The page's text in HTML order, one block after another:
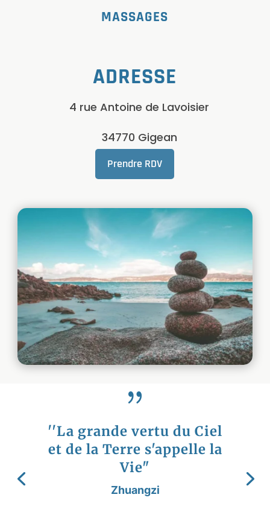
MASSAGES
ADRESSE
4 rue Antoine de Lavoisier
34770 Gigean
Prendre RDV
{
''La grande vertu du Ciel
et de la Terre s'appelle la
Vie"
Zhuangzi